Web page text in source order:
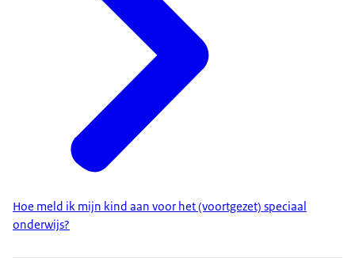
Hoe meld ik mijn kind aan voor het (voortgezet) speciaal
onderwijs?